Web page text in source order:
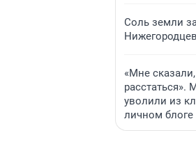
Соль земли
«Мне
расстаться».
уволили из
личном блоге